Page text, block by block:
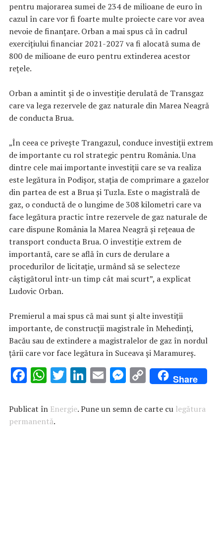
pentru majorarea sumei de 234 de milioane de euro în
cazul în care vor fi foarte multe proiecte care vor avea
nevoie de finanţare. Orban a mai spus că în cadrul
exerciţiului financiar 2021-2027 va fi alocată suma de
800 de milioane de euro pentru extinderea acestor
reţele.
Orban a amintit şi de o investiţie derulată de Transgaz
care va lega rezervele de gaz naturale din Marea Neagră
de conducta Brua.
„În ceea ce priveşte Trangazul, conduce investiţii extrem
de importante cu rol strategic pentru România. Una
dintre cele mai importante investiţii care se va realiza
este legătura în Podişor, staţia de comprimare a gazelor
din partea de est a Brua şi Tuzla. Este o magistrală de
gaz, o conductă de o lungime de 308 kilometri care va
face legătura practic între rezervele de gaz naturale de
care dispune România la Marea Neagră şi reţeaua de
transport conducta Brua. O investiţie extrem de
importantă, care se află în curs de derulare a
procedurilor de licitaţie, urmând să se selecteze
câştigătorul într-un timp cât mai scurt”, a explicat
Ludovic Orban.
Premierul a mai spus că mai sunt şi alte investiţii
importante, de construcţii magistrale în Mehedinţi,
Bacău sau de extindere a magistralelor de gaz în nordul
ţării care vor face legătura în Suceava şi Maramureş.
F
e
b
W
at
s
T
it
Li
k
E
ai
M
se
C
o
p
Share
Publicat în Energie. Pune un semn de carte cu legătura
permanentă.